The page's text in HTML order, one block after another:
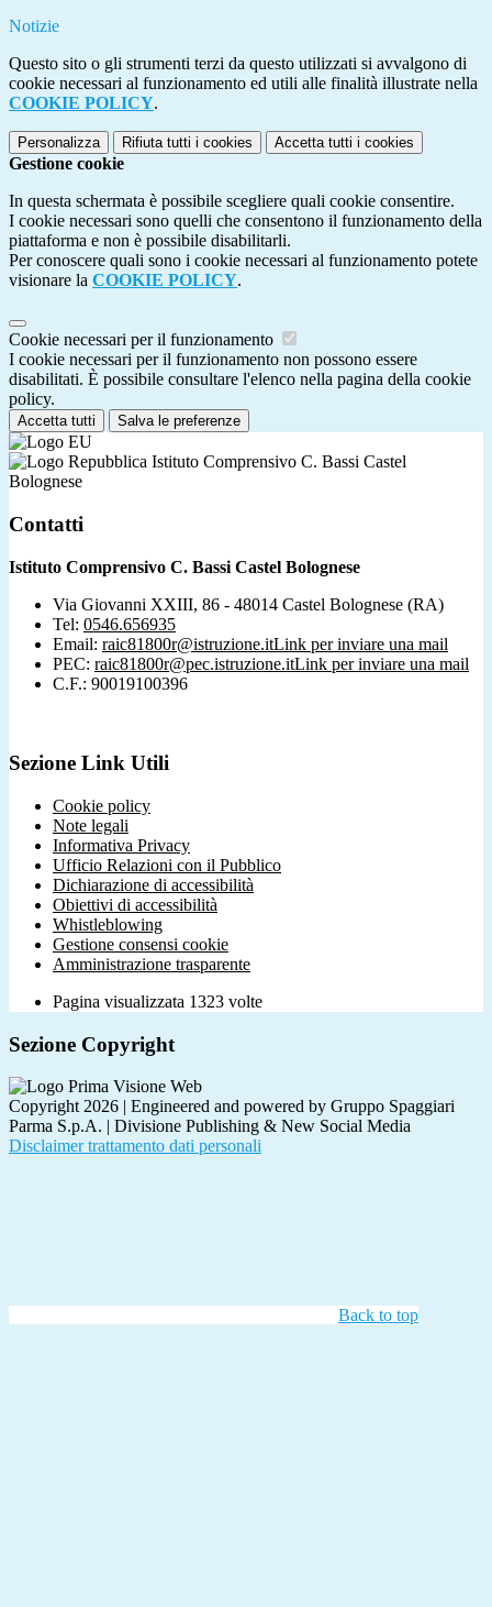
Notizie
Questo sito o gli strumenti terzi da questo utilizzati si avvalgono di
cookie necessari al funzionamento ed utili alle finalità illustrate nella
COOKIE POLICY.
Personalizza Rifiuta tutti i cookies Accetta tutti i cookies
Gestione cookie
In questa schermata è possibile scegliere quali cookie consentire.
I cookie necessari sono quelli che consentono il funzionamento della
piattaforma e non è possibile disabilitarli.
Per conoscere quali sono i cookie necessari al funzionamento potete
visionare la COOKIE POLICY.
Cookie necessari per il funzionamento
I cookie necessari per il funzionamento non possono essere
disabilitati. È possibile consultare l'elenco nella pagina della cookie
policy.
Accetta tutti Salva le preferenze
Istituto Comprensivo C. Bassi Castel
Bolognese
Contatti
Istituto Comprensivo C. Bassi Castel Bolognese
Via Giovanni XXIII, 86 - 48014 Castel Bolognese (RA)
Tel: 0546.656935
Email: raic81800r@istruzione.itLink per inviare una mail
PEC: raic81800r@pec.istruzione.itLink per inviare una mail
C.F.: 90019100396
Sezione Link Utili
Cookie policy
Note legali
Informativa Privacy
Ufficio Relazioni con il Pubblico
Dichiarazione di accessibilità
Obiettivi di accessibilità
Whistleblowing
Gestione consensi cookie
Amministrazione trasparente
Pagina visualizzata 1323 volte
Sezione Copyright
Copyright 2026 | Engineered and powered by Gruppo Spaggiari
Parma S.p.A. | Divisione Publishing & New Social Media
Disclaimer trattamento dati personali
Back to top